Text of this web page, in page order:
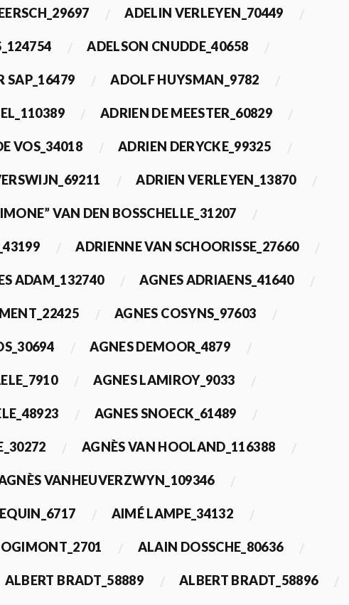
ADELIN VERLEYEN_70449
ADELSON CNUDDE_40658
SAP_16479 ADOLF HUYSMAN_9782
ADRIEN DE MEESTER_60829
VOS_34018 ADRIEN DERYCKE_99325
ADRIEN VERLEYEN_13870
VAN DEN BOSSCHELLE_31207
ADRIENNE VAN SCHOORISSE_27660
ADAM_132740 AGNES ADRIAENS_41640
AGNES COSYNS_97603
AGNES DEMOOR_4879
AGNES LAMIROY_9033
AGNES SNOECK_61489
AGNÈS VAN HOOLAND_116388
VANHEUVERZWYN_109346
AIMÉ LAMPE_34132
ALAIN DOSSCHE_80636
ALBERT BRADT_58889 ALBERT BRADT_58896